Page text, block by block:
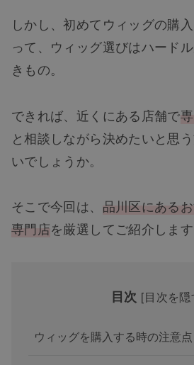
しかし、初めてウィッグの購
って、ウィッグ選びはハード
きもの。
できれば、近くにある店舗で
と相談しながら決めたいと思
いでしょうか。
そこで今回は、 品川区にある
専門店を厳選してご紹介します
目次 [目次を隠
ウィッグを購入する時の注意点